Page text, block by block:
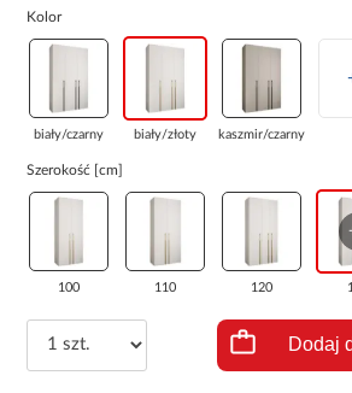
Kolor
biały/czarny biały/złoty kaszmir/czarny
Szerokość [cm]
100 110 120
Dodaj